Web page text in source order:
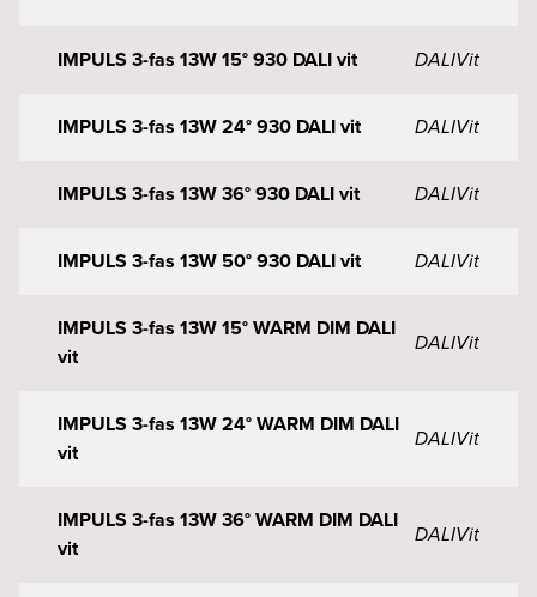
IMPULS 3-fas 13W 15° 930 DALI vit DALIVit
IMPULS 3-fas 13W 24° 930 DALI vit DALIVit
IMPULS 3-fas 13W 36° 930 DALI vit DALIVit
IMPULS 3-fas 13W 50° 930 DALI vit DALIVit
IMPULS 3-fas 13W 15° WARM DIM DALI
vit
DALIVit
IMPULS 3-fas 13W 24° WARM DIM DALI
vit
DALIVit
IMPULS 3-fas 13W 36° WARM DIM DALI
vit
DALIVit